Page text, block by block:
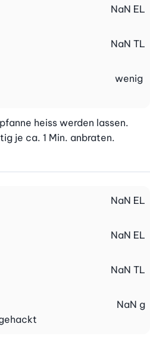
NaN EL
NaN TL
wenig
heiss werden lassen.
je ca. 1 Min. anbraten.
NaN EL
NaN EL
NaN TL
NaN g